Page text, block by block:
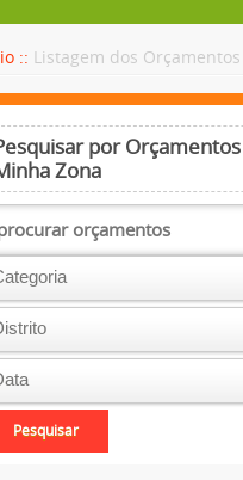
:: Listagem dos Orçamentos
por
Zona